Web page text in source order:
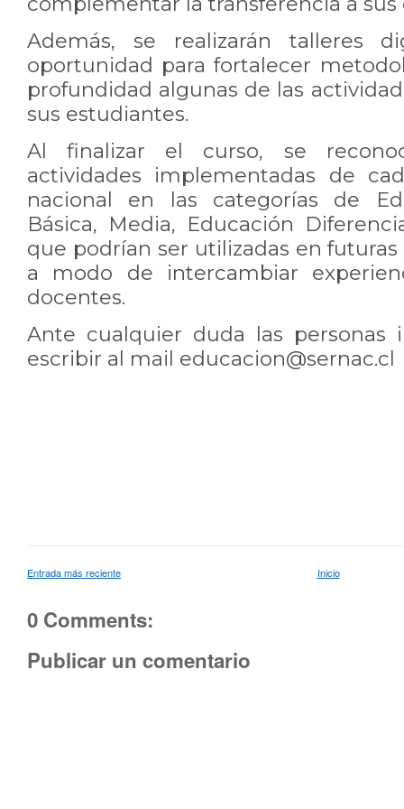
Además, se realizarán talleres
oportunidad para fortalecer
profundidad algunas de las
sus estudiantes.
Al finalizar el curso, se
actividades implementadas de
nacional en las categorías de
Básica, Media, Educación
que podrían ser utilizadas en
a modo de intercambiar
docentes.
Ante cualquier duda las personas
escribir al mail educacion@sernac.cl
Entrada más reciente Inicio
0 Comments:
Publicar un comentario